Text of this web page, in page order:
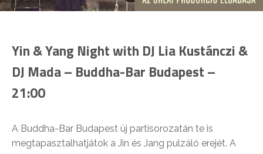
Yin & Yang Night with DJ Lia Kustánczi &
DJ Mada – Buddha-Bar Budapest –
21:00
A Buddha-Bar Budapest új partisorozatán te is
megtapasztalhatjátok a Jin és Jang pulzáló erejét. A